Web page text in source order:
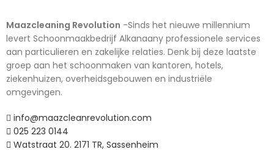
Maazcleaning Revolution -Sinds het nieuwe millennium
levert Schoonmaakbedrijf Alkanaany professionele services
aan particulieren en zakelijke relaties. Denk bij deze laatste
groep aan het schoonmaken van kantoren, hotels,
ziekenhuizen, overheidsgebouwen en industriële
omgevingen.
info@maazcleanrevolution.com
025 223 0144
Watstraat 20. 2171 TR, Sassenheim